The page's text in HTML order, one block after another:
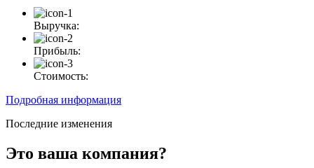
Выручка:
Прибыль:
Стоимость:
Подробная информация
Последние изменения
Это ваша компания?